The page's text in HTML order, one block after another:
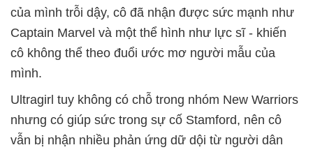
của mình trỗi dậy, cô đã nhận được sức mạnh như
Captain Marvel và một thể hình như lực sĩ - khiến
cô không thể theo đuổi ước mơ người mẫu của
mình.
Ultragirl tuy không có chỗ trong nhóm New Warriors
nhưng có giúp sức trong sự cố Stamford, nên cô
vẫn bị nhận nhiều phản ứng dữ dội từ người dân